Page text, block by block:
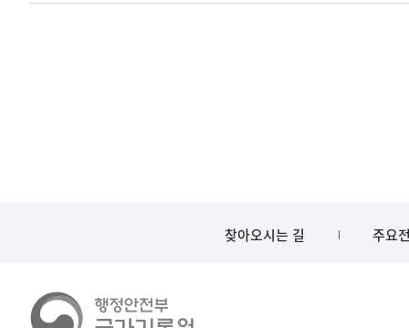
찾아오시는 길 주요